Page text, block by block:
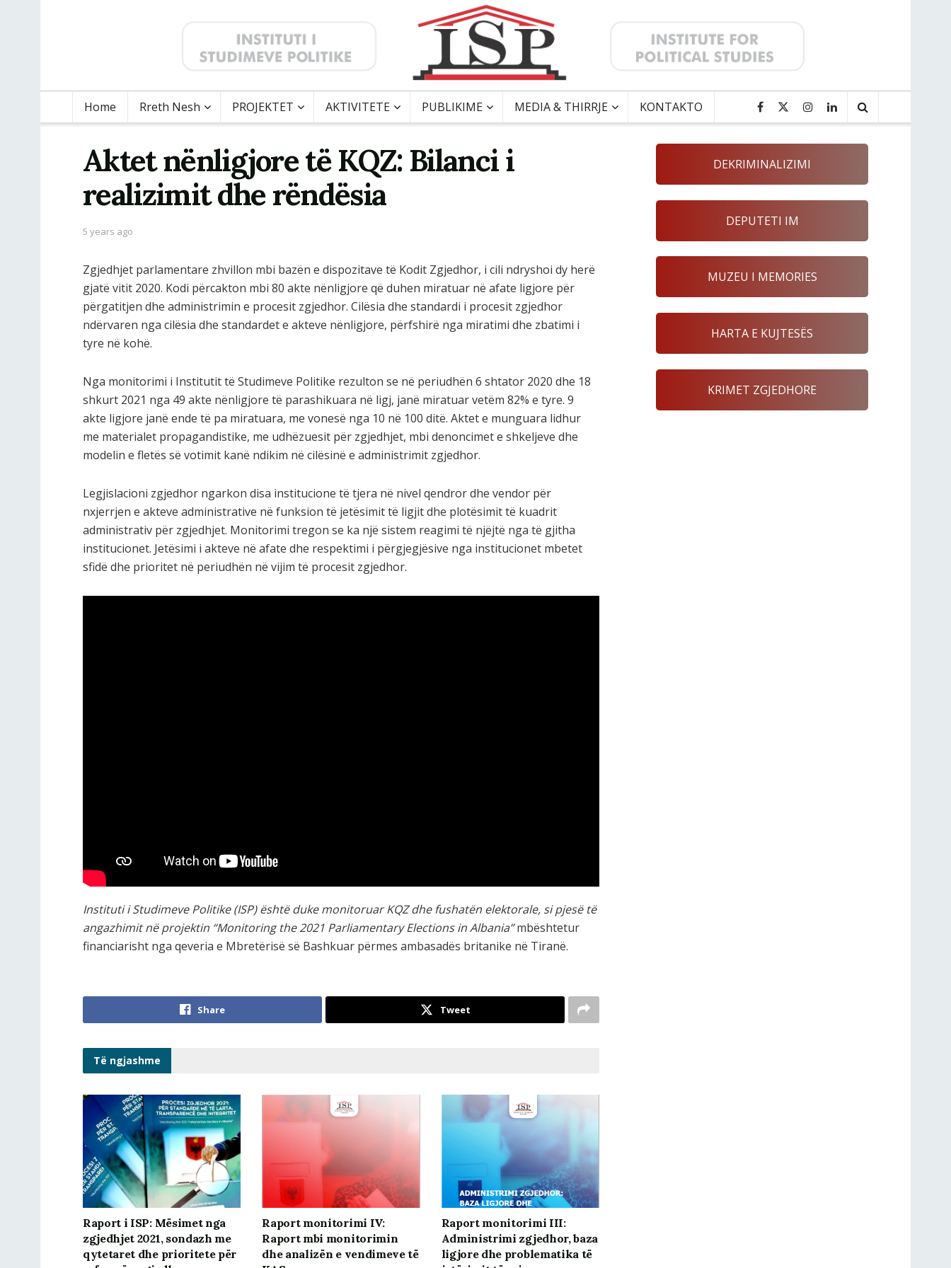
Home Rreth Nesh PROJEKTET AKTIVITETE PUBLIKIME MEDIA & THIRRJE KONTAKTO
Aktet nënligjore të KQZ: Bilanci i
realizimit dhe rëndësia
5 years ago
Zgjedhjet parlamentare zhvillon mbi bazën e dispozitave të Kodit Zgjedhor, i cili ndryshoi dy herë
gjatë vitit 2020. Kodi përcakton mbi 80 akte nënligjore që duhen miratuar në afate ligjore për
përgatitjen dhe administrimin e procesit zgjedhor. Cilësia dhe standardi i procesit zgjedhor
ndërvaren nga cilësia dhe standardet e akteve nënligjore, përfshirë nga miratimi dhe zbatimi i
tyre në kohë.
Nga monitorimi i Institutit të Studimeve Politike rezulton se në periudhën 6 shtator 2020 dhe 18
shkurt 2021 nga 49 akte nënligjore të parashikuara në ligj, janë miratuar vetëm 82% e tyre. 9
akte ligjore janë ende të pa miratuara, me vonesë nga 10 në 100 ditë. Aktet e munguara lidhur
me materialet propagandistike, me udhëzuesit për zgjedhjet, mbi denoncimet e shkeljeve dhe
modelin e fletës së votimit kanë ndikim në cilësinë e administrimit zgjedhor.
Legjislacioni zgjedhor ngarkon disa institucione të tjera në nivel qendror dhe vendor për
nxjerrjen e akteve administrative në funksion të jetësimit të ligjit dhe plotësimit të kuadrit
administrativ për zgjedhjet. Monitorimi tregon se ka një sistem reagimi të njëjtë nga të gjitha
institucionet. Jetësimi i akteve në afate dhe respektimi i përgjegjësive nga institucionet mbetet
sfidë dhe prioritet në periudhën në vijim të procesit zgjedhor.
Instituti i Studimeve Politike (ISP) është duke monitoruar KQZ dhe fushatën elektorale, si pjesë të
angazhimit në projektin “Monitoring the 2021 Parliamentary Elections in Albania”mbështetur
financiarisht nga qeveria e Mbretërisë së Bashkuar përmes ambasadës britanike në Tiranë.
Share Tweet
Të ngjashme
Raport i ISP: Mësimet nga
zgjedhjet 2021, sondazh me
qytetaret dhe prioritete për
Raport monitorimi IV:
Raport mbi monitorimin
dhe analizën e vendimeve të
Raport monitorimi III:
Administrimi zgjedhor, baza
ligjore dhe problematika të
DEKRIMINALIZIMI
DEPUTETI IM
MUZEU I MEMORIES
HARTA E KUJTESËS
KRIMET ZGJEDHORE